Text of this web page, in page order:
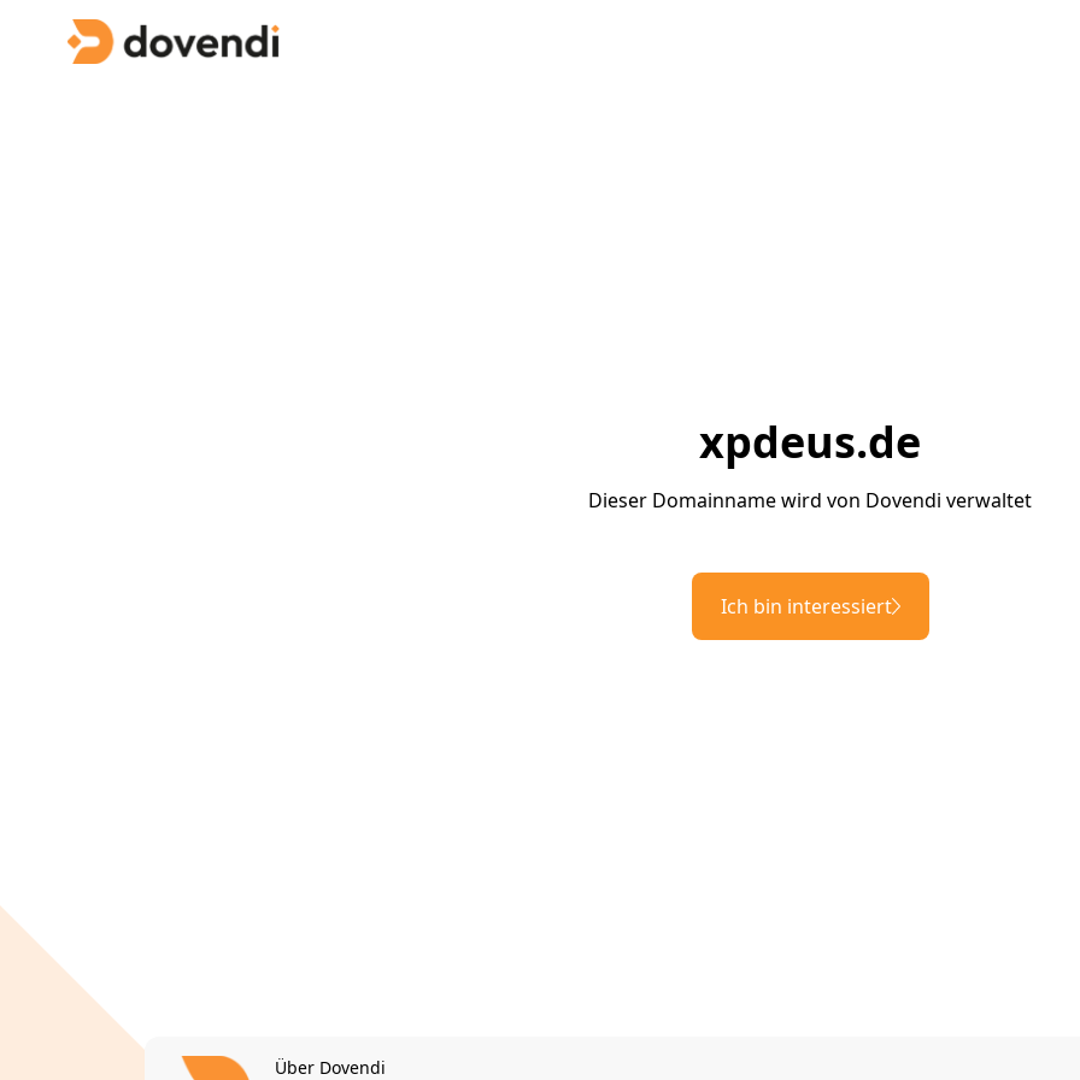
xpdeus.de
Dieser Domainname wird von Dovendi verwaltet
Ich bin interessiert
Über Dovendi